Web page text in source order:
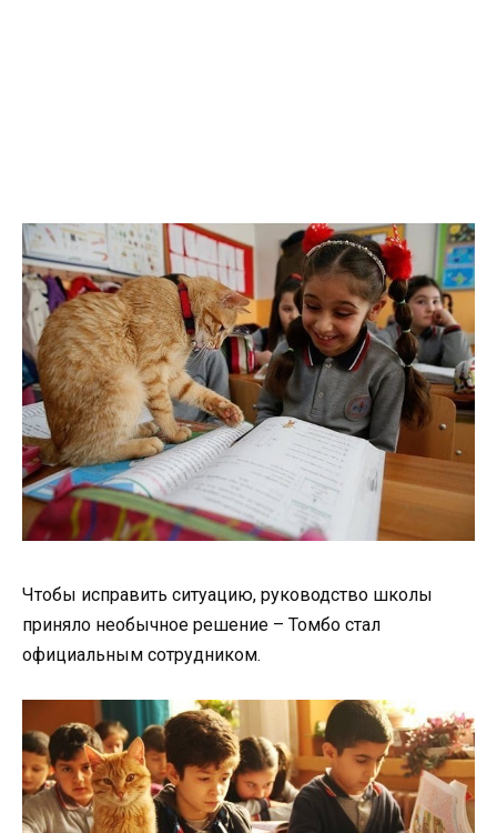
Чтобы исправить ситуацию, руководство школы
приняло необычное решение – Томбо стал
официальным сотрудником.